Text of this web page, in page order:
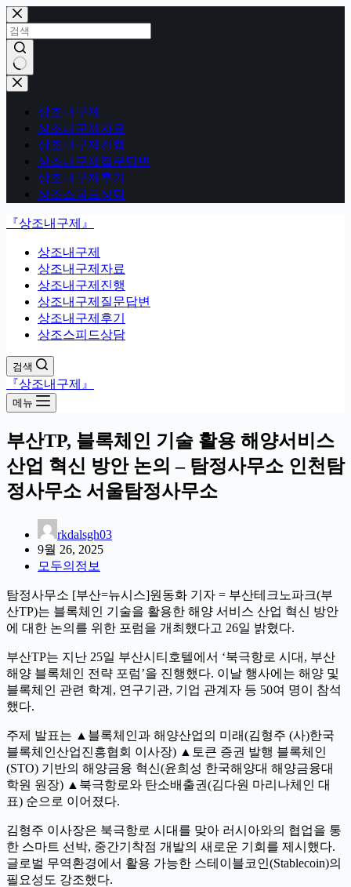
본
문
으
로
건
너
결
상조내구제
상조내구제자료
상조내구제진행
상조내구제질문답변
상조내구제후기
상조스피드상담
『상조내구제』
상조내구제
상조내구제자료
상조내구제진행
상조내구제질문답변
상조내구제후기
상조스피드상담
검색
『상조내구제』
메뉴
부산TP, 블록체인 기술 활용 해양서비스
산업 혁신 방안 논의 – 탐정사무소 인천탐
정사무소 서울탐정사무소
rkdalsgh03
9월 26, 2025
모두의정보
탐정사무소 [부산=뉴시스]원동화 기자 = 부산테크노파크(부
산TP)는 블록체인 기술을 활용한 해양 서비스 산업 혁신 방안
에 대한 논의를 위한 포럼을 개최했다고 26일 밝혔다.
부산TP는 지난 25일 부산시티호텔에서 ‘북극항로 시대, 부산
해양 블록체인 전략 포럼’을 진행했다. 이날 행사에는 해양 및
블록체인 관련 학계, 연구기관, 기업 관계자 등 50여 명이 참석
했다.
주제 발표는 ▲블록체인과 해양산업의 미래(김형주 (사)한국
블록체인산업진흥협회 이사장) ▲토큰 증권 발행 블록체인
(STO) 기반의 해양금융 혁신(윤희성 한국해양대 해양금융대
학원 원장) ▲북극항로와 탄소배출권(김다원 마리나체인 대
표) 순으로 이어졌다.
김형주 이사장은 북극항로 시대를 맞아 러시아와의 협업을 통
한 스마트 선박, 중간기착점 개발의 새로운 기회를 제시했다.
글로벌 무역환경에서 활용 가능한 스테이블코인(Stablecoin)의
필요성도 강조했다.